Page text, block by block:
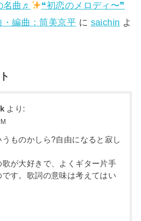
名曲♬
❝初恋のメロディ〜❞
・編曲：筒美京平 に saichin よ
より:
うものかしら?自由になると寂し
が大好きで、よくギター片手
す。歌詞の意味は考えてはい